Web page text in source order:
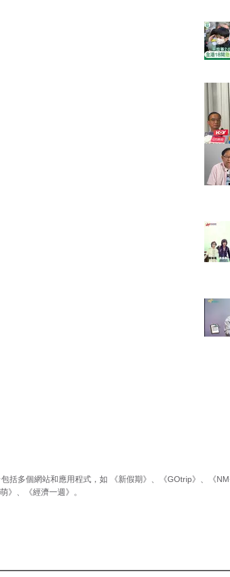
括多個網站和應用程式，如 《新假期》 《GOtrip》 《
》
《經濟一週》 。